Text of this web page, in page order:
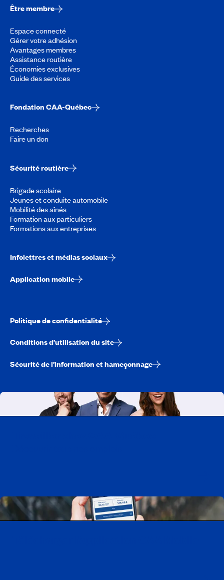
Être membre
Espace connecté
Gérer votre adhésion
Avantages membres
Assistance routière
Économies exclusives
Guide des services
Fondation CAA-Québec
Recherches
Faire un don
Sécurité routière
Brigade scolaire
Jeunes et conduite automobile
Mobilité des aînés
Formation aux particuliers
Formations aux entreprises
Infolettres et médias sociaux
Application mobile
Politique de confidentialité
Conditions d’utilisation du site
Sécurité de l’information et hameçonnage